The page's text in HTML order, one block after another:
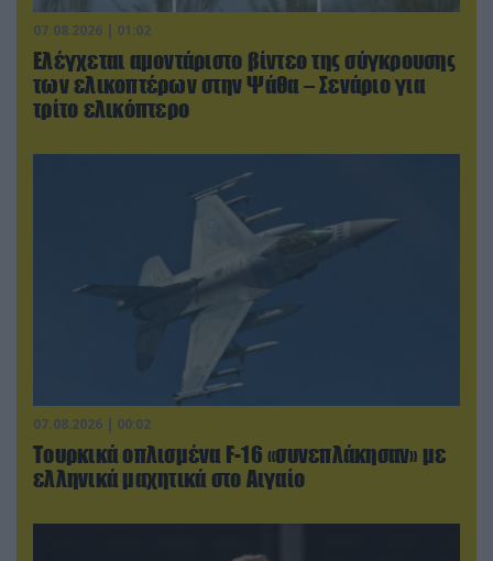
07.08.2026 | 01:02
Ελέγχεται αμοντάριστο βίντεο της σύγκρουσης
των ελικοπτέρων στην Ψάθα – Σενάριο για
τρίτο ελικόπτερο
07.08.2026 | 00:02
Τουρκικά οπλισμένα F-16 «συνεπλάκησαν» με
ελληνικά μαχητικά στο Αιγαίο